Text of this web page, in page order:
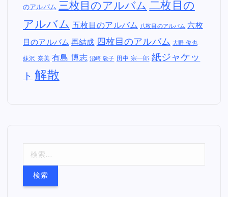
のアルバム 三枚目のアルバム 二枚目の
アルバム 五枚目のアルバム 八枚目のアルバム 六枚
目のアルバム 再結成 四枚目のアルバム 大野 俊也
妹沢 奈美 有島 博志 沼崎 敦子 田中 宗一郎 紙ジャケッ
ト 解散